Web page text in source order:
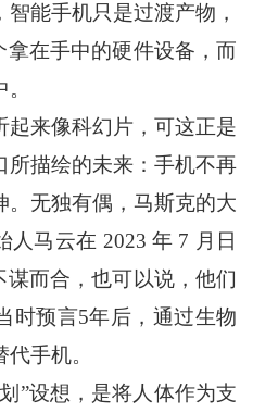
能手机只是过渡产物，
拿在手中的硬件设备，而
来像科幻片，可这正是
所描绘的未来：手机不再
。无独有偶，马斯克的大
人马云在 2023 年 7 月日
谋而合，也可以说，他们
时预言5年后，通过生物
手机。
设想，是将人体作为支